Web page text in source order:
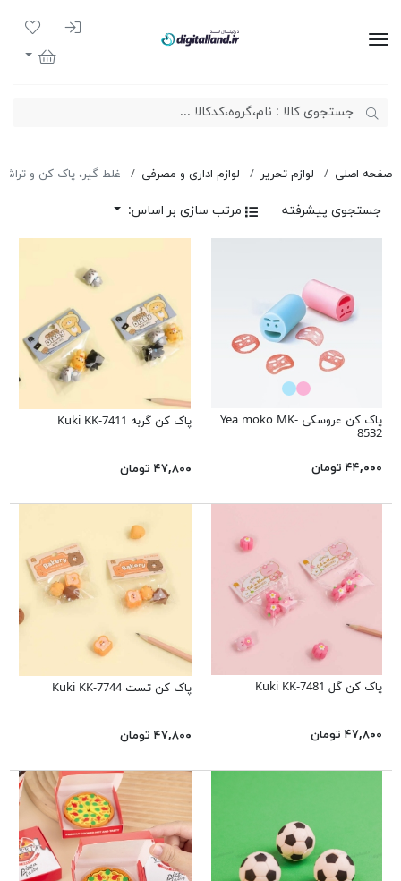
ورود به
لیست
سبد خرید
صفحه اصلی لوازم تحریر لوازم اداری و مصرفی غلط گیر، پاک کن و تراش
جستجوی پیشرفته مرتب سازی بر اساس:
پاک کن عروسکی Yea moko MK-
8532
۴۴,۰۰۰ تومان
پاک کن گربه Kuki KK-7411
۴۷,۸۰۰ تومان
پاک کن گل Kuki KK-7481
۴۷,۸۰۰ تومان
پاک کن تست Kuki KK-7744
۴۷,۸۰۰ تومان